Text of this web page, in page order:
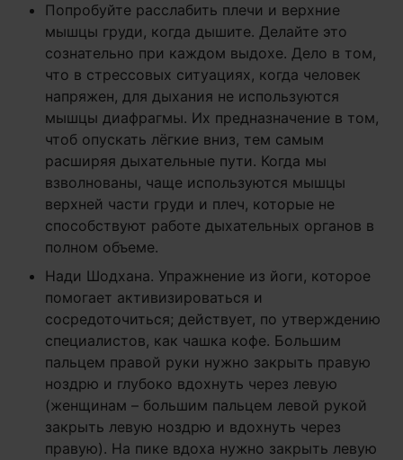
Попробуйте расслабить плечи и верхние
мышцы груди, когда дышите. Делайте это
сознательно при каждом выдохе. Дело в том,
что в стрессовых ситуациях, когда человек
напряжен, для дыхания не используются
мышцы диафрагмы. Их предназначение в том,
чтоб опускать лёгкие вниз, тем самым
расширяя дыхательные пути. Когда мы
взволнованы, чаще используются мышцы
верхней части груди и плеч, которые не
способствуют работе дыхательных органов в
полном объеме.
Нади Шодхана. Упражнение из йоги, которое
помогает активизироваться и
сосредоточиться; действует, по утверждению
специалистов, как чашка кофе. Большим
пальцем правой руки нужно закрыть правую
ноздрю и глубоко вдохнуть через левую
(женщинам – большим пальцем левой рукой
закрыть левую ноздрю и вдохнуть через
правую). На пике вдоха нужно закрыть левую